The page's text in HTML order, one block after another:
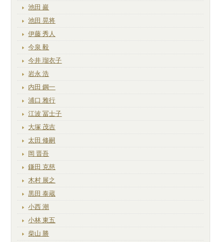
池田 巖
池田 晃将
伊藤 秀人
今泉 毅
今井 瑠衣子
岩永 浩
内田 鋼一
浦口 雅行
江波 冨士子
大塚 茂吉
太田 修嗣
岡 晋吾
鎌田 克慈
木村 展之
黒田 泰蔵
小西 潮
小林 東五
柴山 勝